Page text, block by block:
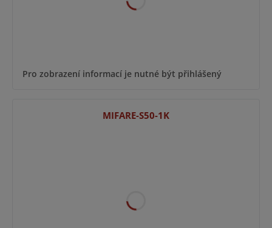
Pro zobrazení informací je nutné být přihlášený
MIFARE-S50-1K